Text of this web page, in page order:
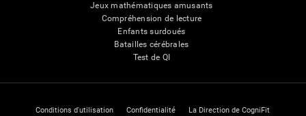
Jeux mathématiques amusants
Compréhension de lecture
Enfants surdoués
Batailles cérébrales
Test de QI
Conditions d'utilisation Confidentialité La Direction de CogniFit